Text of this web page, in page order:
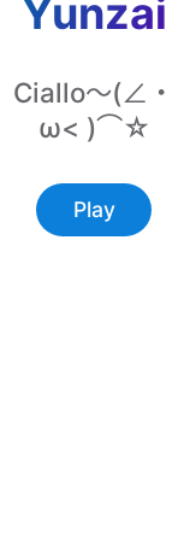
Yunzai
Ciallo～(∠・
ω< )⌒☆
Play